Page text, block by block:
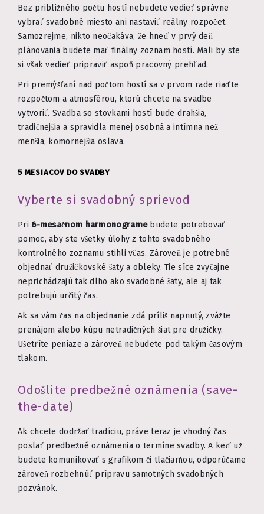
Bez približného počtu hostí nebudete vedieť správne
vybrať svadobné miesto ani nastaviť reálny rozpočet.
Samozrejme, nikto neočakáva, že hneď v prvý deň
plánovania budete mať finálny zoznam hostí. Mali by ste
si však vedieť pripraviť aspoň pracovný prehľad.
Pri premýšľaní nad počtom hostí sa v prvom rade riaďte
rozpočtom a atmosférou, ktorú chcete na svadbe
vytvoriť. Svadba so stovkami hostí bude drahšia,
tradičnejšia a spravidla menej osobná a intímna než
menšia, komornejšia oslava.
5 MESIACOV DO SVADBY
Vyberte si svadobný sprievod
Pri 6-mesačnom harmonogramebudete potrebovať
pomoc, aby ste všetky úlohy z tohto svadobného
kontrolného zoznamu stihli včas. Zároveň je potrebné
objednať družičkovské šaty a obleky. Tie síce zvyčajne
neprichádzajú tak dlho ako svadobné šaty, ale aj tak
potrebujú určitý čas.
Ak sa vám čas na objednanie zdá príliš napnutý, zvážte
prenájom alebo kúpu netradičných šiat pre družičky.
Ušetríte peniaze a zároveň nebudete pod takým časovým
tlakom.
Odošlite predbežné oznámenia (save-
the-date)
Ak chcete dodržať tradíciu, práve teraz je vhodný čas
poslať predbežné oznámenia o termíne svadby. A keď už
budete komunikovať s grafikom či tlačiarňou, odporúčame
zároveň rozbehnúť prípravu samotných svadobných
pozvánok.